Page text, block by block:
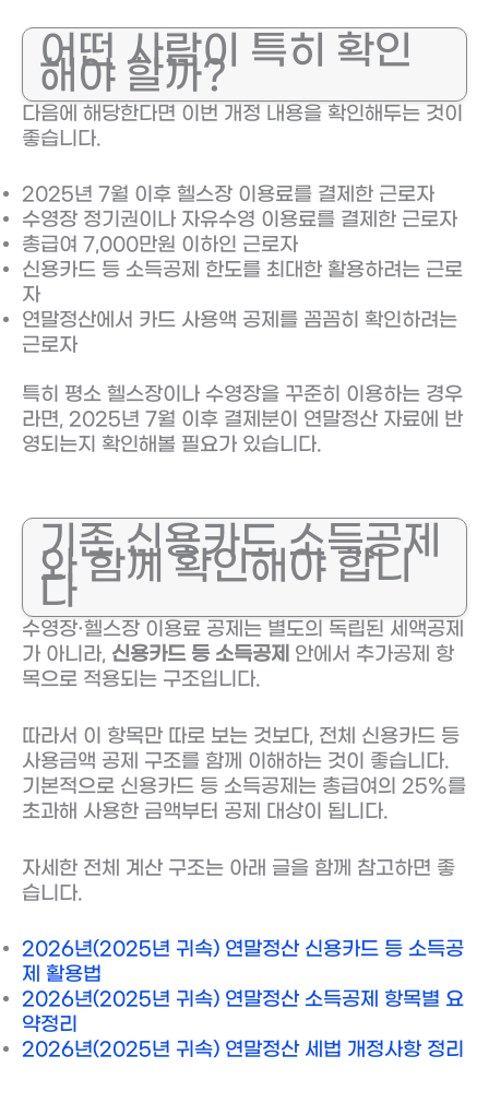
어떤 사람이 특히 확인
해야 할까?
다음에 해당한다면 이번 개정 내용을 확인해두는 것이
좋습니다.
2025년 7월 이후 헬스장 이용료를 결제한 근로자
수영장 정기권이나 자유수영 이용료를 결제한 근로자
총급여 7,000만원 이하인 근로자
신용카드 등 소득공제 한도를 최대한 활용하려는 근로
자
연말정산에서 카드 사용액 공제를 꼼꼼히 확인하려는
근로자
특히 평소 헬스장이나 수영장을 꾸준히 이용하는 경우
라면, 2025년 7월 이후 결제분이 연말정산 자료에 반
영되는지 확인해볼 필요가 있습니다.
기존 신용카드 소득공제
와 함께 확인해야 합니
다
수영장·헬스장 이용료 공제는 별도의 독립된 세액공제
가 아니라, 신용카드 등 소득공제
안에서 추가공제 항
목으로 적용되는 구조입니다.
따라서 이 항목만 따로 보는 것보다, 전체 신용카드 등
사용금액 공제 구조를 함께 이해하는 것이 좋습니다.
기본적으로 신용카드 등 소득공제는 총급여의 25%를
초과해 사용한 금액부터 공제 대상이 됩니다.
자세한 전체 계산 구조는 아래 글을 함께 참고하면 좋
습니다.
2026년(2025년 귀속) 연말정산 신용카드 등 소득공
제 활용법
2026년(2025년 귀속) 연말정산 소득공제 항목별 요
약정리
2026년(2025년 귀속) 연말정산 세법 개정사항 정리